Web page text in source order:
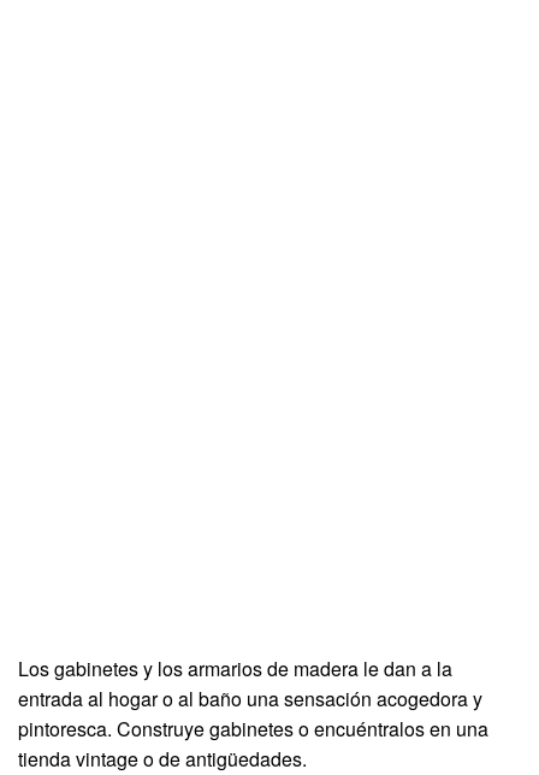
Los gabinetes y los armarios de madera le dan a la
entrada al hogar o al baño una sensación acogedora y
pintoresca. Construye gabinetes o encuéntralos en una
tienda vintage o de antigüedades.